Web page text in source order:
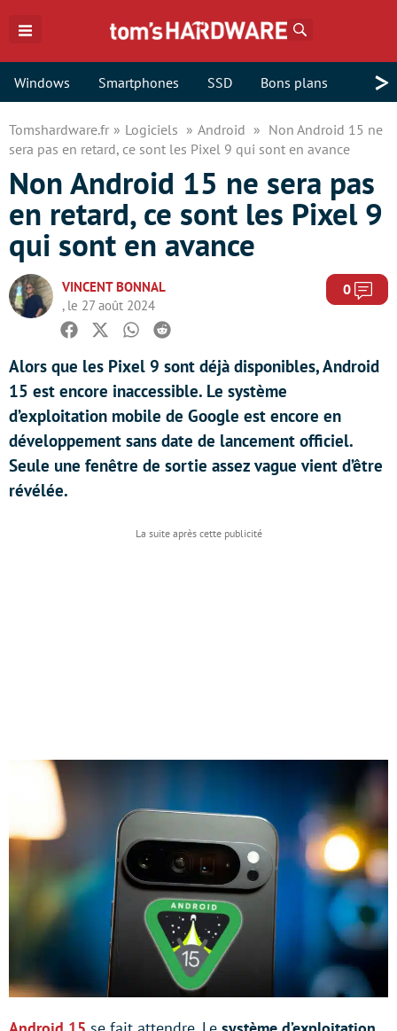
Windows Smartphones SSD Bons plans >
Tomshardware.fr Logiciels Android
Non Android 15 ne
sera pas en retard, ce sont les Pixel 9 qui sont en avance
Non Android 15 ne sera pas
en retard, ce sont les Pixel 9
qui sont en avance
VINCENT BONNAL
, le 27 août 2024
0
Facebook
TwitterWhatsapp
Reddit
Alors que les Pixel 9 sont déjà disponibles, Android
15 est encore inaccessible. Le système
d’exploitation mobile de Google est encore en
développement sans date de lancement officiel.
Seule une fenêtre de sortie assez vague vient d’être
révélée.